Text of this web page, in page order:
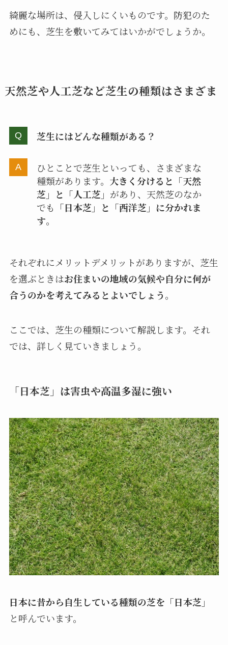
綺麗な場所は、侵入しにくいものです。防犯のた
めにも、芝生を敷いてみてはいかがでしょうか。
天然芝や人工芝など芝生の種類はさまざま
芝生にはどんな種類がある？
ひとことで芝生といっても、さまざまな
種類があります。 大きく分けると「天然
芝」と「人工芝」 があり、天然芝のなか
でも 「日本芝」と「西洋芝」に分かれま
す。
それぞれにメリットデメリットがありますが、芝生
を選ぶときはお住まいの地域の気候や自分に何が
合うのかを考えてみるとよいでしょう。
ここでは、芝生の種類について解説します。それ
では、詳しく見ていきましょう。
「日本芝」は害虫や高温多湿に強い
日本に昔から自生している種類の芝を「日本芝」
と呼んでいます。